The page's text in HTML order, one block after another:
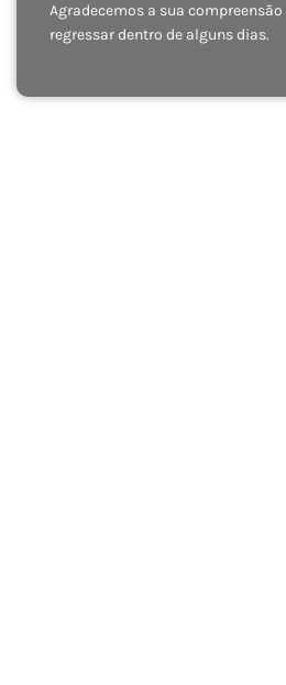
Agradecemos a sua
regressar dentro de alguns dias.